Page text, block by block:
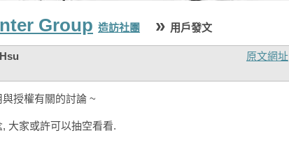
Group 造訪社團 » 用戶發文
原文網址
授權有關的討論 ~
大家或許可以抽空看看.